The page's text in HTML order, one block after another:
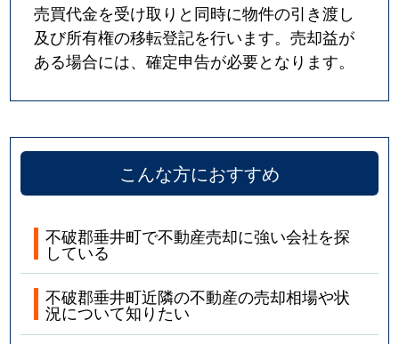
売買代金を受け取りと同時に物件の引き渡し
及び所有権の移転登記を行います。売却益が
ある場合には、確定申告が必要となります。
こんな方におすすめ
不破郡垂井町で不動産売却に強い会社を探
している
不破郡垂井町近隣の不動産の売却相場や状
況について知りたい